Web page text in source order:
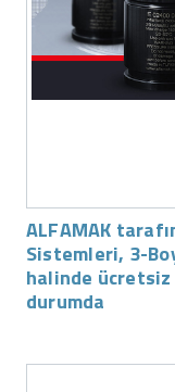
ALFAMAK
Sistemleri, 3-
halinde
durumda